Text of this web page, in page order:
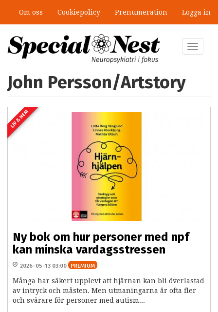
huvudinnehåll
Om oss Cookiepolicy Prenumeration Logga in
Toggle
John Persson/Artstory
LIV & HEM
Ny bok om hur personer med npf
kan minska vardagsstressen
2026-05-13 03:00 PREMIUM
Många har säkert upplevt att hjärnan kan bli överlastad
av intryck och måsten. Men utmaningarna är ofta fler
och svårare för personer med autism...